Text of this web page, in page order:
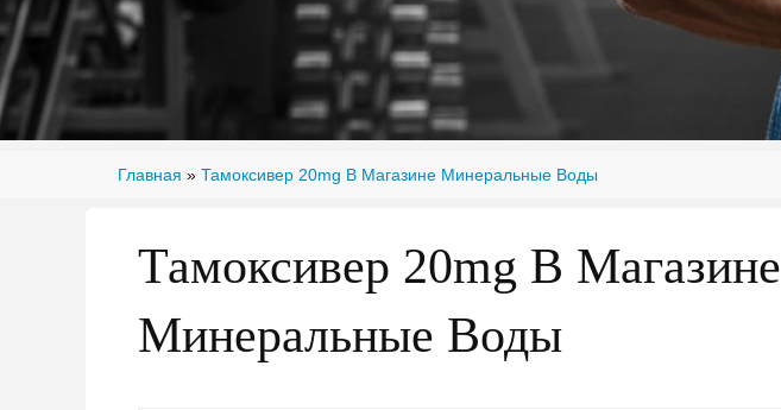
Главная » Тамоксивер 20mg В Магазине Минеральные Воды
Тамоксивер 20mg В Магазине
Минеральные Воды